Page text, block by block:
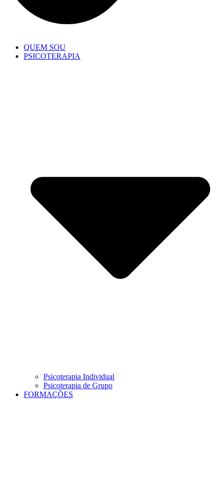
QUEM SOU
PSICOTERAPIA
Psicoterapia Individual
Psicoterapia de Grupo
FORMAÇÕES